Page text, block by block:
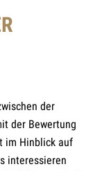
der
der Bewertung
im Hinblick auf
interessieren